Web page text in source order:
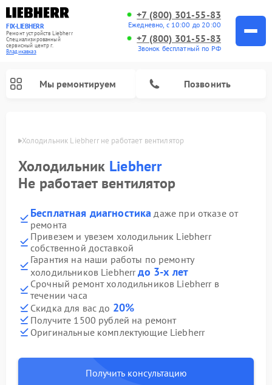
FIX-LIEBHERR
Ремонт устройств Liebherr
Специализированный
cервисный центр г.
Владикавказ
+7 (800) 301-55-83
Ежедневно, с 10:00 до 20:00
+7 (800) 301-55-83
Звонок бесплатный по РФ
Мы ремонтируем Позвонить
Холодильник Liebherr не работает вентилятор
Холодильник Liebherr
Не работает вентилятор
Бесплатная диагностика даже при отказе от
ремонта
Привезем и увезем холодильник Liebherr
собственной доставкой
Гарантия на наши работы по ремонту
холодильников Liebherrдо 3-х лет
Срочный ремонт холодильников Liebherr в
течении часа
Скидка для вас до 20%
Получите 1500 рублей на ремонт
Оригинальные комплектующие Liebherr
Получить консультацию